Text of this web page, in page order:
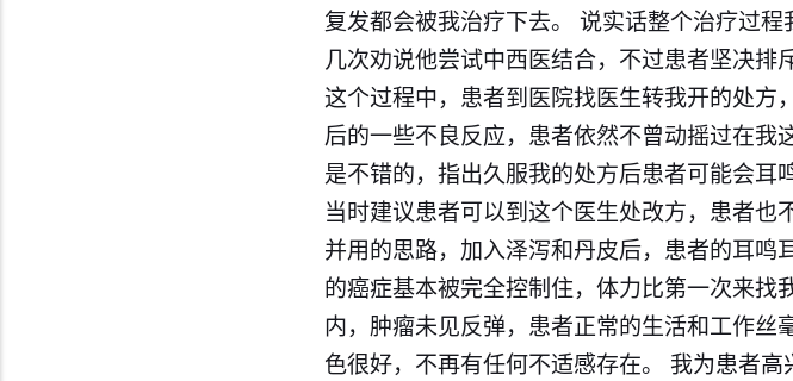
复发都会被我治疗下去。 说实话整个治疗过
几次劝说他尝试中西医结合，不过患者坚决
这个过程中，患者到医院找医生转我开的处
后的一些不良反应，患者依然不曾动摇过在我
是不错的，指出久服我的处方后患者可能会
当时建议患者可以到这个医生处改方，患者
并用的思路，加入泽泻和丹皮后，患者的耳鸣
的癌症基本被完全控制住，体力比第一次来找
内，肿瘤未见反弹，患者正常的生活和工作
色很好，不再有任何不适感存在。 我为患者